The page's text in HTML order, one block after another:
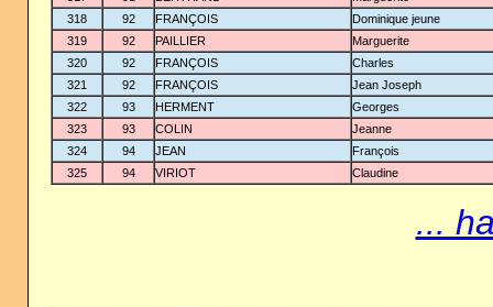
318
92 FRANÇOIS
Dominique jeune
319
92 PAILLIER
Marguerite
320
92 FRANÇOIS
Charles
321
92 FRANÇOIS
Jean Joseph
322
93 HERMENT
Georges
323
93 COLIN
Jeanne
324
94 JEAN
François
325
94 VIRIOT Claudine
...